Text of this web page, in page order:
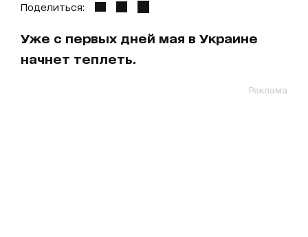
Поделиться:
Уже с первых дней мая в Украине
начнет теплеть.
Реклама